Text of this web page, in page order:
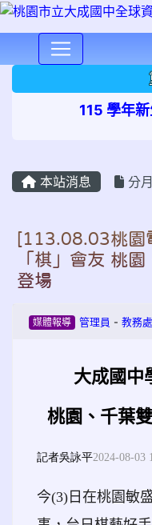
115 學年
本站消息 分
[113.08.03桃園
「棋」會友 桃
登場
媒體報導 管理員 - 教務處
link to https://
link to https://
大成國中
桃園、千葉
記者吳詠平2024-08-03
今(3) 日在桃園敏